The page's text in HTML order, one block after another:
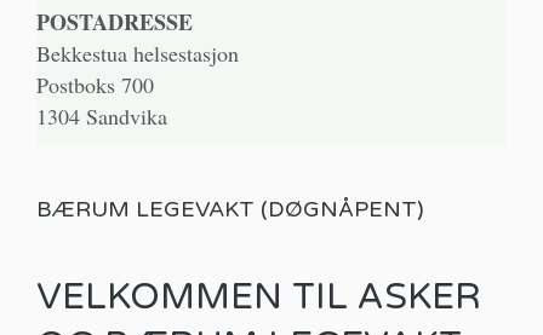
POSTADRESSE
Bekkestua helsestasjon
Postboks 700
1304 Sandvika
BÆRUM LEGEVAKT (DØGNÅPENT)
VELKOMMEN TIL ASKER